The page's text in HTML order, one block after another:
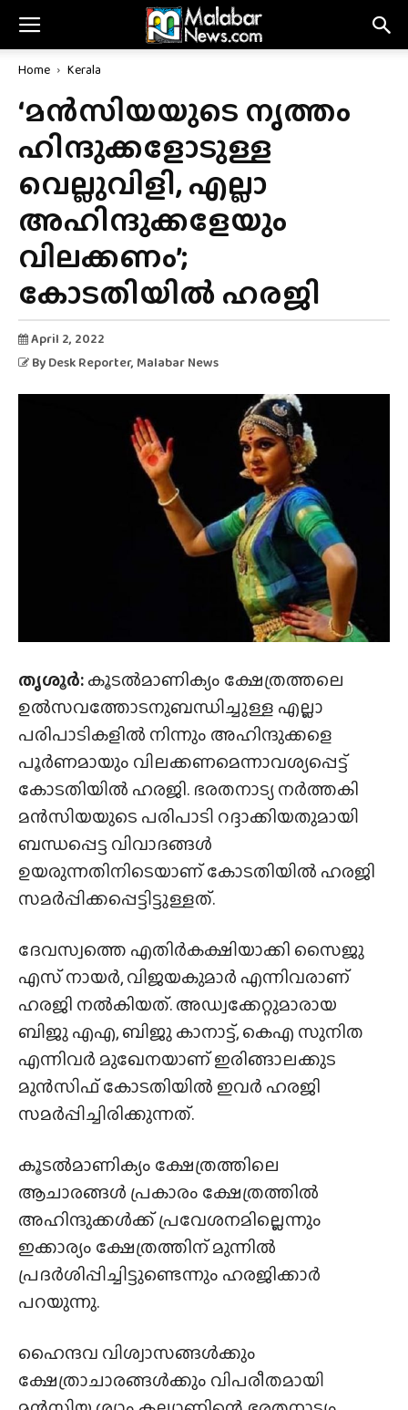
Home Kerala
‘മന്‍സിയയുടെ നൃത്തം
ഹിന്ദുക്കളോടുള്ള
വെല്ലുവിളി, എല്ലാ
അഹിന്ദുക്കളേയും
വിലക്കണം’;
കോടതിയില്‍ ഹരജി
April 2, 2022
By Desk Reporter, Malabar News
തൃശൂര്‍:കൂടല്‍മാണിക്യം ക്ഷേത്രത്തലെ
ഉൽസവത്തോടനുബന്ധിച്ചുള്ള എല്ലാ
പരിപാടികളില്‍ നിന്നും അഹിന്ദുക്കളെ
പൂര്‍ണമായും വിലക്കണമെന്നാവശ്യപ്പെട്ട്
കോടതിയില്‍ ഹരജി. ഭരതനാട്യ നര്‍ത്തകി
മന്‍സിയയുടെ പരിപാടി റദ്ദാക്കിയതുമായി
ബന്ധപ്പെട്ട വിവാദങ്ങള്‍
ഉയരുന്നതിനിടെയാണ് കോടതിയില്‍ ഹരജി
സമര്‍പ്പിക്കപ്പെട്ടിട്ടുള്ളത്.
ദേവസ്വത്തെ എതിര്‍കക്ഷിയാക്കി സൈജു
എസ് നായര്‍, വിജയകുമാര്‍ എന്നിവരാണ്
ഹരജി നല്‍കിയത്. അഡ്വക്കേറ്റുമാരായ
ബിജു എഎ, ബിജു കാനാട്ട്, കെഎ സുനിത
എന്നിവര്‍ മുഖേനയാണ് ഇരിങ്ങാലക്കുട
മുന്‍സിഫ് കോടതിയില്‍ ഇവര്‍ ഹരജി
സമര്‍പ്പിച്ചിരിക്കുന്നത്.
കൂടല്‍മാണിക്യം ക്ഷേത്രത്തിലെ
ആചാരങ്ങള്‍ പ്രകാരം ക്ഷേത്രത്തില്‍
അഹിന്ദുക്കള്‍ക്ക് പ്രവേശനമില്ലെന്നും
ഇക്കാര്യം ക്ഷേത്രത്തിന് മുന്നില്‍
പ്രദര്‍ശിപ്പിച്ചിട്ടുണ്ടെന്നും ഹരജിക്കാര്‍
പറയുന്നു.
ഹൈന്ദവ വിശ്വാസങ്ങള്‍ക്കും
ക്ഷേത്രാചാരങ്ങള്‍ക്കും വിപരീതമായി